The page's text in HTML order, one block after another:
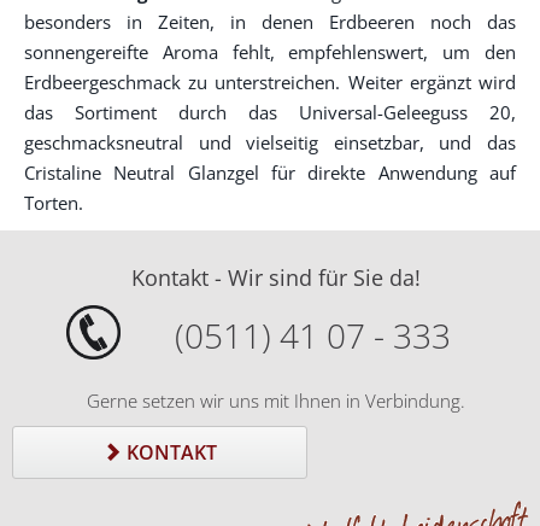
besonders in Zeiten, in denen Erdbeeren noch das
sonnengereifte Aroma fehlt, empfehlenswert, um den
Erdbeergeschmack zu unterstreichen. Weiter ergänzt wird
das Sortiment durch das Universal-Geleeguss 20,
geschmacksneutral und vielseitig einsetzbar, und das
Cristaline Neutral Glanzgel für direkte Anwendung auf
Torten.
Kontakt - Wir sind für Sie da!
(0511) 41 07 - 333
Gerne setzen wir uns mit Ihnen in Verbindung.
KONTAKT